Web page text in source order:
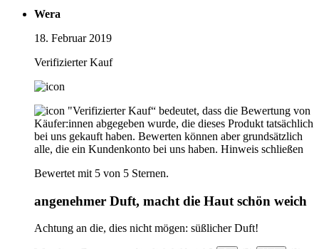
Wera
18. Februar 2019
Verifizierter Kauf
"Verifizierter Kauf“ bedeutet, dass die Bewertung von
Käufer:innen abgegeben wurde, die dieses Produkt tatsächlich
bei uns gekauft haben. Bewerten können aber grundsätzlich
alle, die ein Kundenkonto bei uns haben. Hinweis schließen
Bewertet mit 5 von 5 Sternen.
angenehmer Duft, macht die Haut schön weich
Achtung an die, dies nicht mögen: süßlicher Duft!